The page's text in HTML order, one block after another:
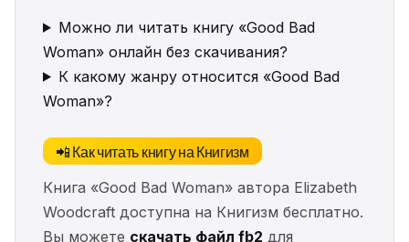
Можно ли читать книгу «Good Bad
Woman» онлайн без скачивания?
К какому жанру относится «Good Bad
Woman»?
📲 Как читать книгу на Книгизм
Книга «Good Bad Woman» автора Elizabeth
Woodcraft доступна на Книгизм бесплатно.
Вы можете скачать файл fb2 для